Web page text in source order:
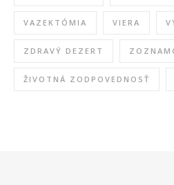
VAZEKTÓMIA VIERA
ZDRAVÝ DEZERT
ŽIVOTNÁ ZODPOVEDNOSŤ